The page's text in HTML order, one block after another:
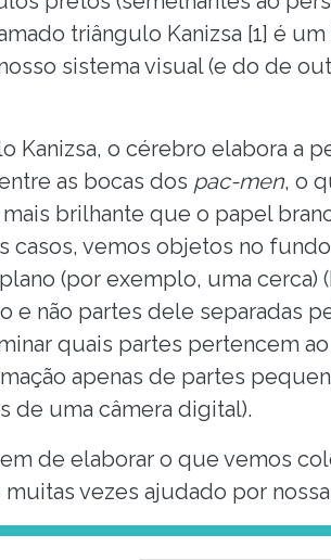
triângulo Kanizsa [1] é
sistema visual (e do de
Kanizsa, o cérebro elabora a
as bocas dos pac-men, o
brilhante que o papel
casos, vemos objetos no
(por exemplo, uma cerca)
e não partes dele separadas
quais partes pertencem
apenas de partes
de uma câmera digital).
de elaborar o que vemos
vezes ajudado por